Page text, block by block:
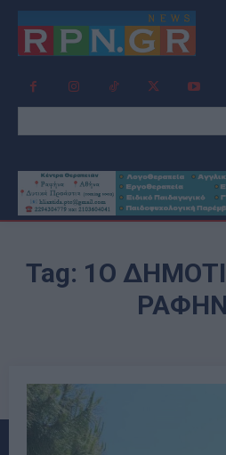
Tag: 1Ο